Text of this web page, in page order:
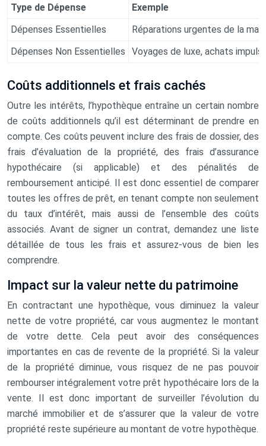
Type de Dépense
Exemple
Dépenses Essentielles
Réparations urgentes de la
Dépenses Non Essentielles
Voyages de luxe, achats
Coûts additionnels et frais cachés
Outre les intérêts, l’hypothèque entraîne un certain nombre
de coûts additionnels qu’il est déterminant de prendre en
compte. Ces coûts peuvent inclure des frais de dossier, des
frais d’évaluation de la propriété, des frais d’assurance
hypothécaire (si applicable) et des pénalités de
remboursement anticipé. Il est donc essentiel de comparer
toutes les offres de prêt, en tenant compte non seulement
du taux d’intérêt, mais aussi de l’ensemble des coûts
associés. Avant de signer un contrat, demandez une liste
détaillée de tous les frais et assurez-vous de bien les
comprendre.
Impact sur la valeur nette du patrimoine
En contractant une hypothèque, vous diminuez la valeur
nette de votre propriété, car vous augmentez le montant
de votre dette. Cela peut avoir des conséquences
importantes en cas de revente de la propriété. Si la valeur
de la propriété diminue, vous risquez de ne pas pouvoir
rembourser intégralement votre prêt hypothécaire lors de la
vente. Il est donc important de surveiller l’évolution du
marché immobilier et de s’assurer que la valeur de votre
propriété reste supérieure au montant de votre hypothèque.